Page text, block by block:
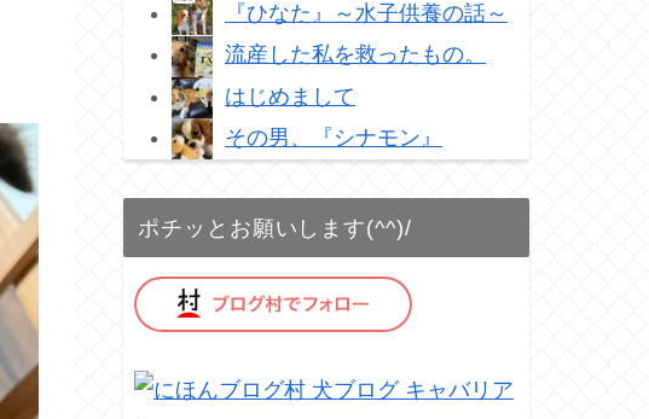
『ひなた』～水子供養の話～
流産した私を救ったもの。
はじめまして
その男、『シナモン』
ポチッとお願いします(^^)/